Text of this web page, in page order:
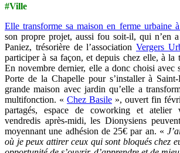
#Ville
Elle transforme sa maison en ferme urbaine
son propre projet, aussi fou soit-il, qui n’en
Paniez, trésorière de l’association Vergers
participer à sa façon, et depuis chez elle, à la
En novembre dernier, elle a donc choisi avec
Porte de la Chapelle pour s’installer à
grande maison avec jardin qu’elle a
multifonction. « Chez Basile », ouvert fin
partagés, espace de coworking et
vendredis après-midi, les Dionysiens
moyennant une adhésion de 25€ par an. «
où je peux attirer ceux qui sont bloqués chez